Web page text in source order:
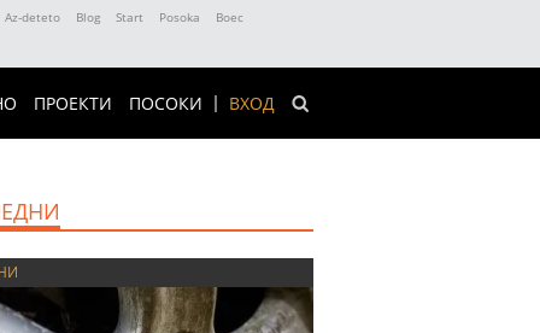
Az-deteto Blog Start Posoka
Boec
ВХОД
ПРОЕКТИ ПОСОКИ